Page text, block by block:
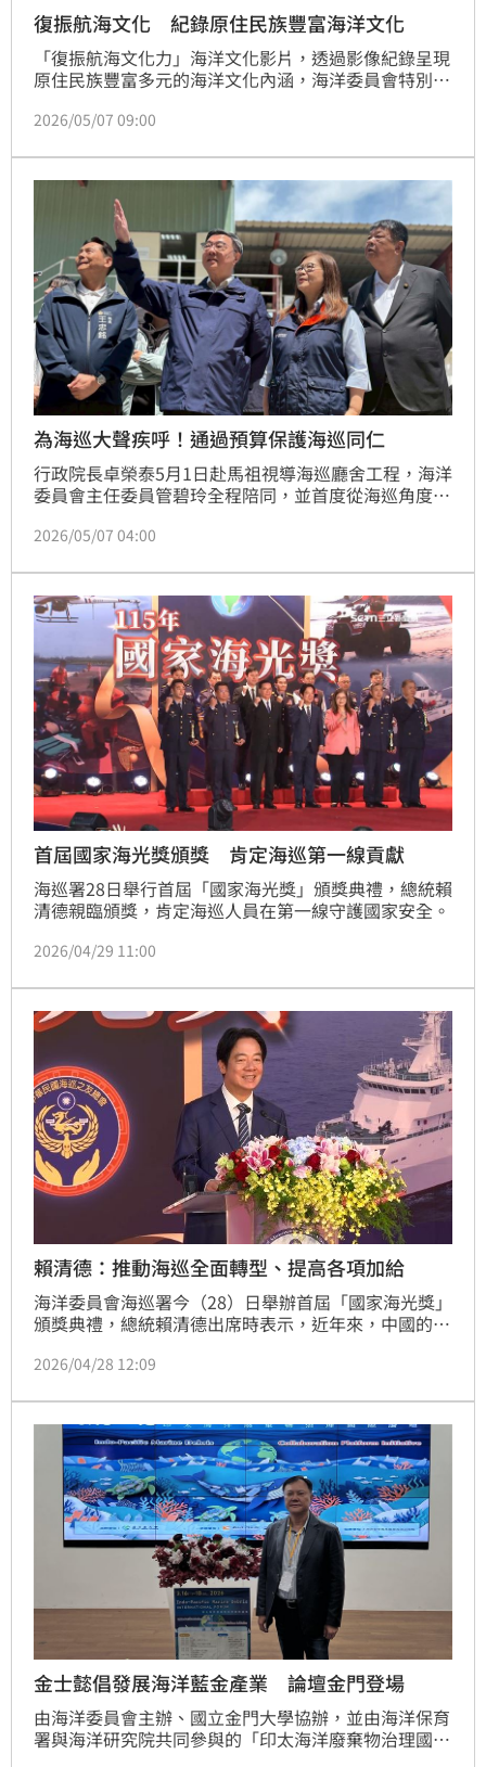
復振航海文化 紀錄原住民族豐富海洋文化
「復振航海文化力」海洋文化影片，透過影像紀錄呈現
原住民族豐富多元的海洋文化內涵，海洋委員會特別舉
2026/05/07 09:00
為海巡大聲疾呼！通過預算保護海巡同仁
行政院長卓榮泰5月1日赴馬祖視導海巡廳舍工程，海洋
委員會主任委員管碧玲全程陪同，並首度從海巡角度向
要！」她強調，海巡站在捍衛主權第一線，國防預算投
在強化海上防空力量及無人載具監偵能力方面，都是守
護海巡、捍衛主權不可或缺的關鍵。
2026/05/07 04:00
首屆國家海光獎頒獎 肯定海巡第一線貢獻
海巡署28日舉行首屆「國家海光獎」頒獎典禮，總統賴
清德親臨頒獎，肯定海巡人員在第一線守護國家安全。
2026/04/29 11:00
賴清德：推動海巡全面轉型、提高各項加給
海洋委員會海巡署今（28）日舉辦首屆「國家海光獎」
頒獎典禮，總統賴清德出席時表示，近年來，中國的灰
態，各種越界、騷擾、消耗，對第一線同仁來說是每天
巡的角色只會更加關鍵，政府也正在推動海巡的全面轉
型，建構海空整合監控能量，強化海巡能量。
2026/04/28 12:09
金士懿倡發展海洋藍金產業 論壇金門登場
由海洋委員會主辦、國立金門大學協辦，並由海洋保育
署與海洋研究院共同參與的「印太海洋廢棄物治理國際